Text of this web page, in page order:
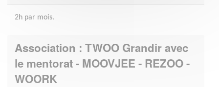
2h par mois.
Association : TWOO Grandir avec
le mentorat - MOOVJEE - REZOO -
WOORK